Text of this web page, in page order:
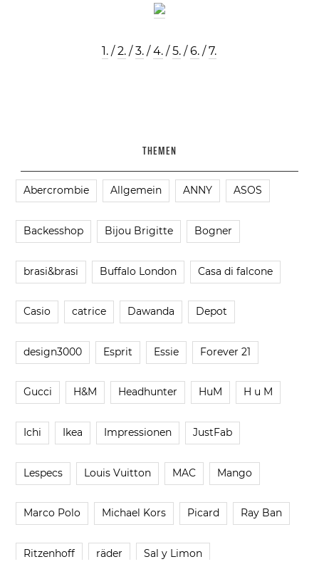
1. /2. /3. /4. /5. /6. /7.
THEMEN
Abercrombie Allgemein ANNY ASOS
Backesshop Bijou Brigitte Bogner
brasi&brasi Buffalo London Casa di falcone
Casio catrice Dawanda Depot
design3000 Esprit Essie Forever 21
Gucci H&M Headhunter HuM H u M
Ichi Ikea Impressionen JustFab
Lespecs Louis Vuitton MAC Mango
Marco Polo Michael Kors Picard Ray Ban
Ritzenhoff räder Sal y Limon